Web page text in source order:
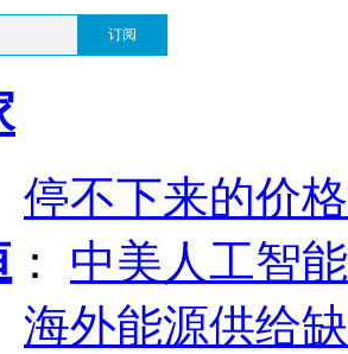
订阅
停不下来的价
： 中美人工智
海外能源供给